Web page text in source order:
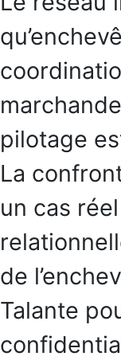
pilotage
La
un cas
de
Talante